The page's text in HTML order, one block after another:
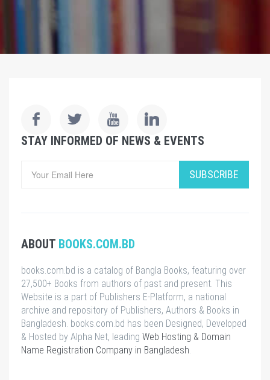
STAY INFORMED OF NEWS & EVENTS
SUBSCRIBE
ABOUT BOOKS.COM.BD
books.com.bd is a catalog of Bangla Books, featuring over
27,500+ Books from authors of past and present. This
Website is a part of Publishers E-Platform, a national
archive and repository of Publishers, Authors & Books in
Bangladesh. books.com.bd has been Designed, Developed
& Hosted by Alpha Net, leading Web Hosting & Domain
Name Registration Company in Bangladesh